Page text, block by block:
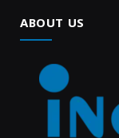
ABOUT US